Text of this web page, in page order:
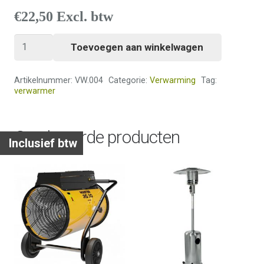
Inclusief btw
€22,50 Excl. btw
Elektrische
klein
aantal
Toevoegen aan winkelwagen
Artikelnummer: VW.004 Categorie: Verwarming Tag:
verwarmer
Gerelateerde producten